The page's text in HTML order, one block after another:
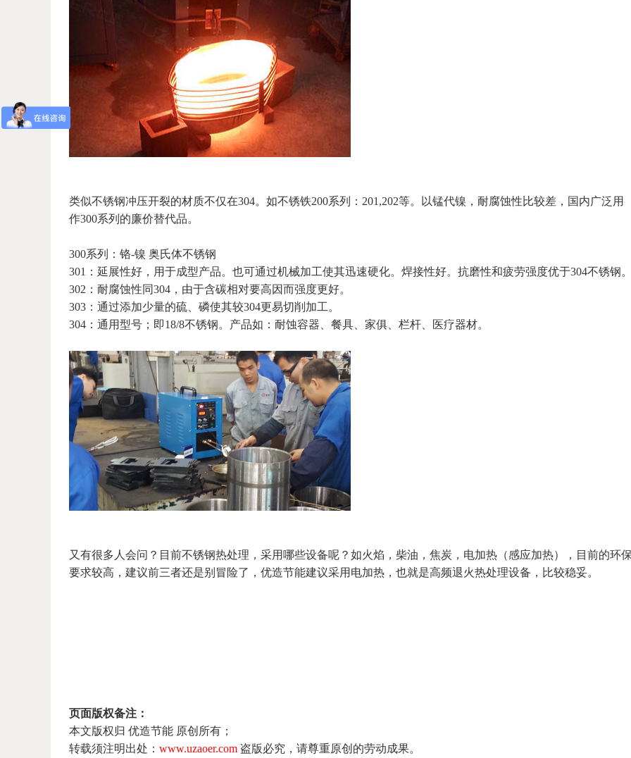
类似不锈钢冲压开裂的材质不仅在304。如不锈铁200系列：201,202等。以锰代镍，耐腐蚀性比较差，国内广泛用
作300系列的廉价替代品。
300系列：铬-镍 奥氏体不锈钢
301：延展性好，用于成型产品。也可通过机械加工使其迅速硬化。焊接性好。抗磨性和疲劳强度优于304不锈钢
302：耐腐蚀性同304，由于含碳相对要高因而强度更好。
303：通过添加少量的硫、磷使其较304更易切削加工。
304：通用型号；即18/8不锈钢。产品如：耐蚀容器、餐具、家俱、栏杆、医疗器材。
又有很多人会问？目前不锈钢热处理，采用哪些设备呢？如火焰，柴油，焦炭，电加热（感应加热），目前的环
要求较高，建议前三者还是别冒险了， 优造节能建议采用电加热，也就是高频退火热处理设备 ，比较稳妥。
页面版权备注：
本文版权归 优造节能 原创所有；
转载须注明出处： www.uzaoer.com 盗版必究，请尊重原创的劳动成果。